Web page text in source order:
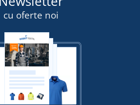
cu oferte noi